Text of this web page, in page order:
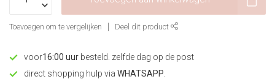
Toevoegen om te vergelijken Deel dit product
voor16:00 uur besteld. zelfde dag op de post
direct shopping hulp via WHATSAPP